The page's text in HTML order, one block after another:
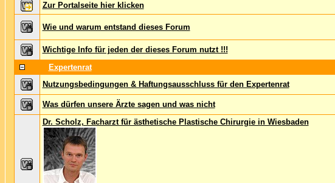
Zur Portalseite hier klicken
Wie und warum entstand dieses Forum
Wichtige Info für jeden der dieses Forum nutzt !!!
Expertenrat
Nutzungsbedingungen & Haftungsausschluss für den Expertenrat
Was dürfen unsere Ärzte sagen und was nicht
Dr. Scholz, Facharzt für ästhetische Plastische Chirurgie in Wiesbaden